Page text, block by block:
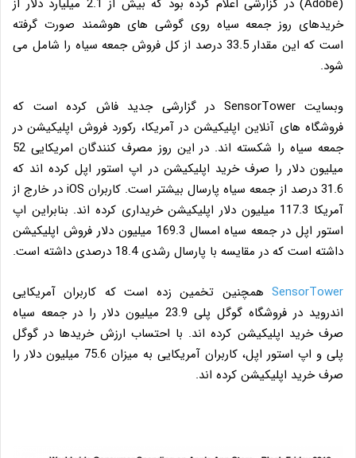
(Adobe) در گزارشی اعلام کرده بود که بیش از 2.1 میلیارد دلار از
خریدهای روز جمعه سیاه روی گوشی های هوشمند صورت گرفته
است که این مقدار 33.5 درصد از کل فروش جمعه سیاه را شامل می
شود.
وبسایت SensorTower در گزارشی جدید فاش کرده است که
فروشگاه های آنلاین اپلیکیشن در آمریکا، رکورد فروش اپلیکیشن در
جمعه سیاه را شکسته اند. در این روز مصرف کنندگان امریکایی 52
میلیون دلار را صرف خرید اپلیکیشن در اپ استور اپل کرده اند که
31.6 درصد از جمعه سیاه پارسال بیشتر است. کاربران iOS در خارج از
آمریکا 117.3 میلیون دلار اپلیکیشن خریداری کرده اند. بنابراین اپ
استور اپل در جمعه سیاه امسال 169.3 میلیون دلار فروش اپلیکیشن
داشته است که در مقایسه با پارسال رشدی 18.4 درصدی داشته است.
SensorTower همچنین تخمین زده است که کاربران آمریکایی
اندروید در فروشگاه گوگل پلی 23.9 میلیون دلار را در جمعه سیاه
صرف خرید اپلیکیشن کرده اند. با احتساب ارزش خریدها در گوگل
پلی و اپ استور اپل، کاربران آمریکایی به میزان 75.6 میلیون دلار را
صرف خرید اپلیکیشن کرده اند.